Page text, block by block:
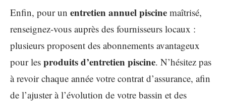
Enfin, pour un entretien annuel piscine maîtrisé,
renseignez-vous auprès des fournisseurs locaux :
plusieurs proposent des abonnements avantageux
pour les produits d’entretien piscine. N’hésitez pas
à revoir chaque année votre contrat d’assurance, afin
de l’ajuster à l’évolution de votre bassin et des